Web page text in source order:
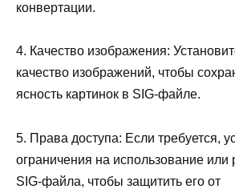
конвертации.
4. Качество изображения:
качество изображений, чтобы
ясность картинок в SIG-файле.
5. Права доступа: Если требуется,
ограничения на использование или
SIG-файла, чтобы защитить его от